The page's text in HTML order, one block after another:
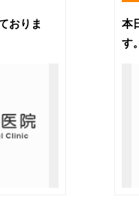
おりま
本
す。